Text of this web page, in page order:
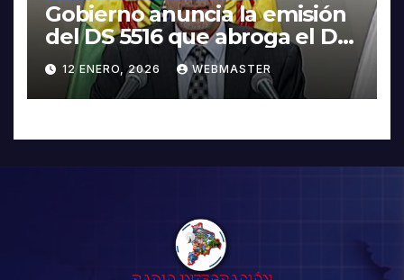
Gobierno anuncia la emisión
del DS 5516 que abroga el DS
5503
12 ENERO, 2026 WEBMASTER